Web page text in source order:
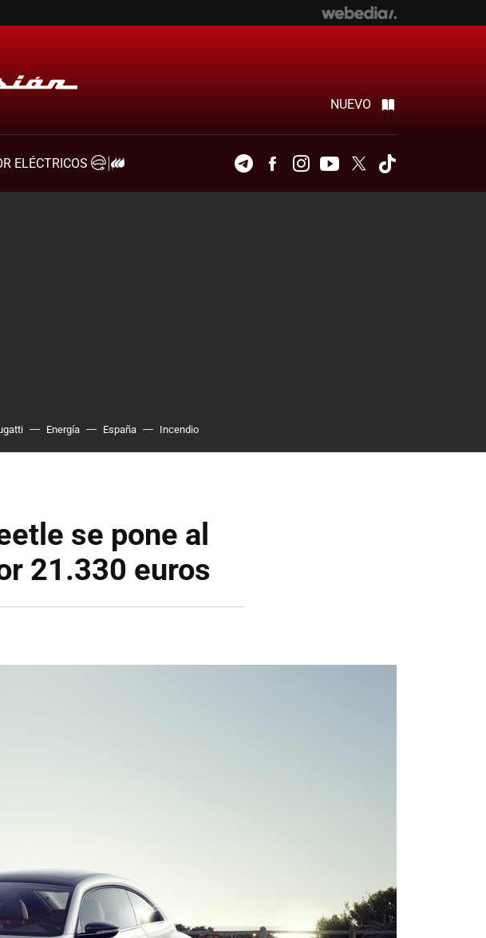
NUEVO
ELÉCTRICOS
TelegramFacebookInstagramYoutubeTwitter
Energía España Incendio
se pone al
21.330 euros